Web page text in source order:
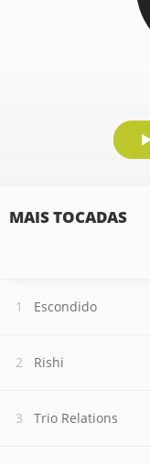
MAIS TOCADAS
Escondido
Rishi
Trio Relations